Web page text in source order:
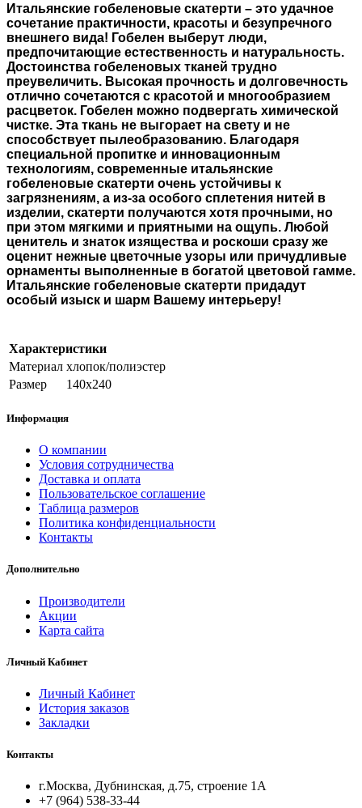
Итальянские гобеленовые скатерти – это удачное
сочетание практичности, красоты и безупречного
внешнего вида! Гобелен выберут люди,
предпочитающие естественность и натуральность.
Достоинства гобеленовых тканей трудно
преувеличить. Высокая прочность и долговечность
отлично сочетаются с красотой и многообразием
расцветок. Гобелен можно подвергать химической
чистке. Эта ткань не выгорает на свету и не
способствует пылеобразованию. Благодаря
специальной пропитке и инновационным
технологиям, современные итальянские
гобеленовые скатерти очень устойчивы к
загрязнениям, а из-за особого сплетения нитей в
изделии, скатерти получаются хотя прочными, но
при этом мягкими и приятными на ощупь. Любой
ценитель и знаток изящества и роскоши сразу же
оценит нежные цветочные узоры или причудливые
орнаменты выполненные в богатой цветовой гамме.
Итальянские гобеленовые скатерти придадут
особый изыск и шарм Вашему интерьеру!
Характеристики
Материал хлопок/полиэстер
Размер
140х240
Информация
О компании
Условия сотрудничества
Доставка и оплата
Пользовательское соглашение
Таблица размеров
Политика конфиденциальности
Контакты
Дополнительно
Производители
Акции
Карта сайта
Личный Кабинет
Личный Кабинет
История заказов
Закладки
Контакты
г.Москва, Дубнинская, д.75, строение 1А
+7 (964) 538-33-44